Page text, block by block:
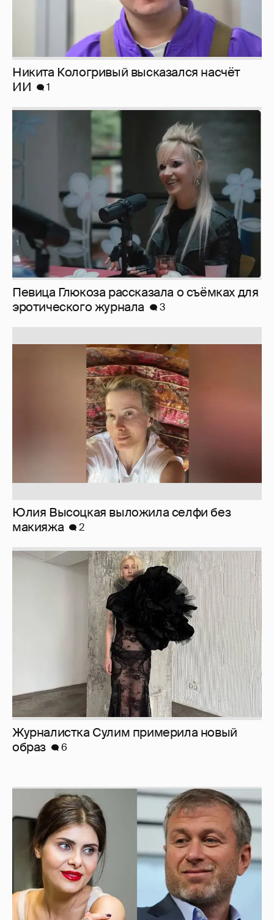
Певица Глюкоза рассказала о съёмках для
эротического журнала
3
Юлия Высоцкая выложила селфи без
Журналистка Сулим примерила новый
И снова невеста 357